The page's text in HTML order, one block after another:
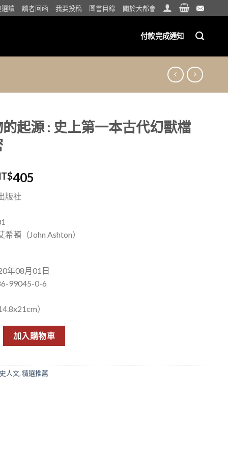
讀 讀者回函 我要投稿 圖書目錄 關於大都會
付款完成通知
起源 : 史上第一本古代幻獸檔
405
版社
頓（John Ashton）
年08月01日
99045-0-6
）
上第一本古代幻獸檔案大解密 數量
加入購物車
人文,精選推薦